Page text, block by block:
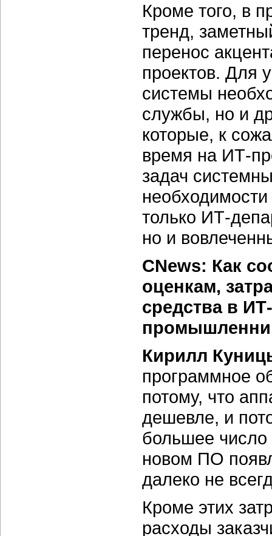
Кроме того, в
тренд,
перенос
проектов. Для
системы
службы, но и
которые, к
время на ИТ-
задач
только ИТ-
но и
CNews: Как
оценкам,
средства в
Кирилл
программное
потому, что
дешевле, и
большее число
новом ПО
далеко не
Кроме этих
расходы